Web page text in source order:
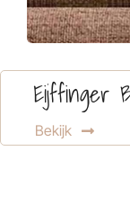
Eijffinger
Bekijk